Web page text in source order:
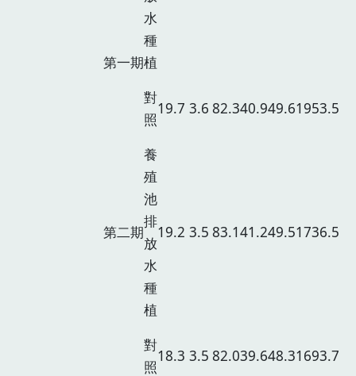
第一期
水
種
植
對
照
19.7 3.6 82.340.949.61953.5
第二期
養
殖
池
排
放
水
種
植
19.2 3.5 83.141.249.51736.5
對
照
18.3 3.5 82.039.648.31693.7